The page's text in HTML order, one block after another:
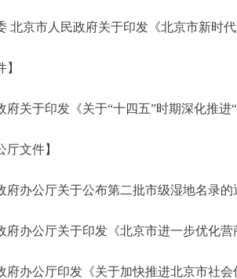
京市人民政府关于印发《北京市新时代
于印发《关于“十四五”时期深化推进
文件】
办公厅关于公布第二批市级湿地名录的
公厅关于印发《北京市进一步优化营
公厅印发《关于加快推进北京市社会